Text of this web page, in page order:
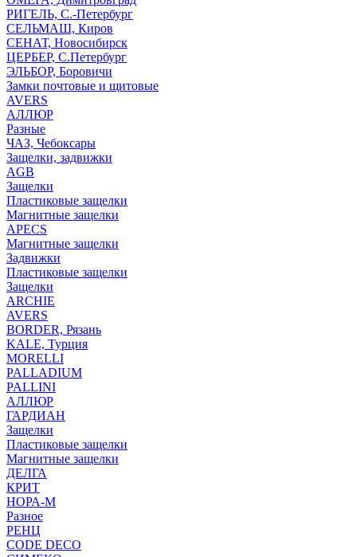
РИГЕЛЬ, С.-Петербург
СЕЛЬМАШ, Киров
СЕНАТ, Новосибирск
ЦЕРБЕР, С.Петербург
ЭЛЬБОР, Боровичи
Замки почтовые и щитовые
AVERS
АЛЛЮР
Разные
ЧАЗ, Чебоксары
Защелки, задвижки
AGB
Защелки
Пластиковые защелки
Магнитные защелки
APECS
Магнитные защелки
Задвижки
Пластиковые защелки
Защелки
ARCHIE
AVERS
BORDER, Рязань
KALE, Турция
MORELLI
PALLADIUM
PALLINI
АЛЛЮР
ГАРДИАН
Защелки
Пластиковые защелки
Магнитные защелки
ДЕЛГА
КРИТ
НОРА-М
Разное
РЕНЦ
СODE DECO